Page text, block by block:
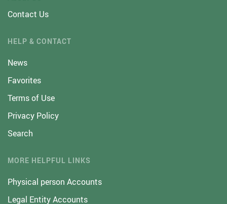
Contact Us
HELP & CONTACT
News
Favorites
Terms of Use
Privacy Policy
Search
MORE HELPFUL LINKS
Physical person Accounts
Legal Entity Accounts